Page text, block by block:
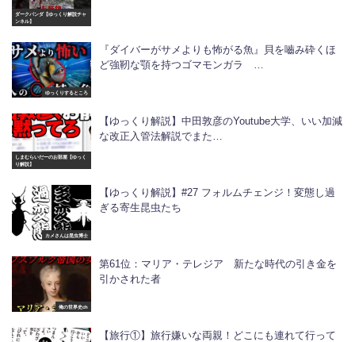
ダークパンダ【ゆっくり解説チャ
ンネル】
ゆっくりするところ
『ダイバーがサメよりも怖がる魚』貝を嚙み砕くほ
ど強靭な顎を持つゴマモンガラ …
しまむらいだーのお部屋【ゆっく
り解説】
【ゆっくり解説】中田敦彦のYoutube大学、いい加減
な改正入管法解説でまた…
カメさんは昆虫博士
【ゆっくり解説】#27 フォルムチェンジ！変態し過
ぎる寄生昆虫たち
俺の世界史ch
第61位：マリア・テレジア 新たな時代の引き金を
引かされた者
【旅行①】旅行嫌いな両親！どこにも連れて行って